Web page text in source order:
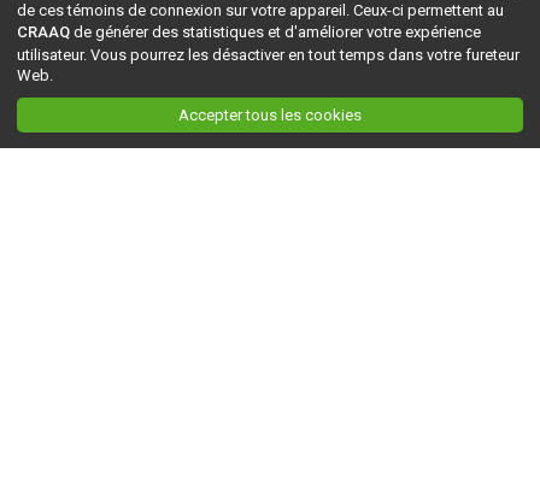
de ces témoins de connexion sur votre appareil. Ceux-ci permettent au
CRAAQ de générer des statistiques et d'améliorer votre expérience
utilisateur. Vous pourrez les désactiver en tout temps dans votre fureteur
Web.
Accepter tous les cookies